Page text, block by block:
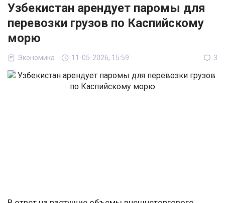
Узбекистан арендует паромы для
перевозки грузов по Каспийскому
морю
Экономика 11-05-2026, 15:59 3